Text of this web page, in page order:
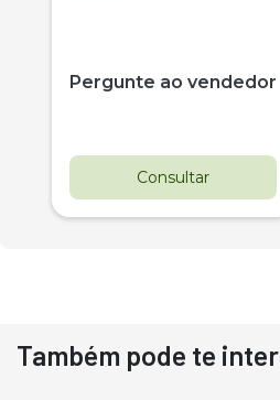
Pergunte ao vendedor
Consultar
Destaque
Também pode te